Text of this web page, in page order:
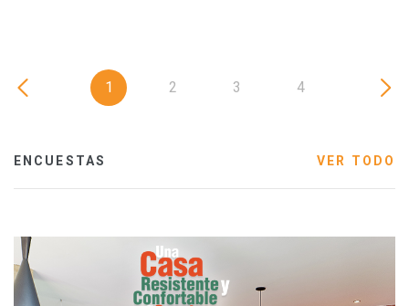
1 2 3 4
ENCUESTAS VER TODO